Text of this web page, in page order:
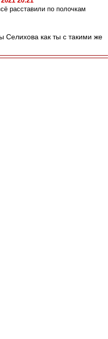
расставили по полочкам
Селихова как ты с такими же